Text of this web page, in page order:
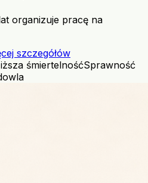
organizuje pracę na
szczegółów
śmiertelnośćSprawność